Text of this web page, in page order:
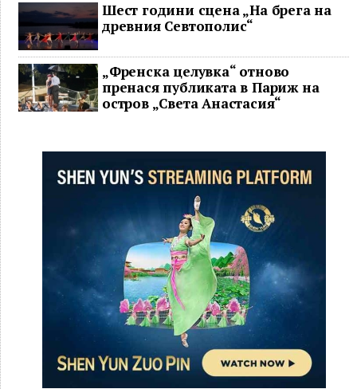
Шест години сцена „На брега на
древния Севтополис“
„Френска целувка“ отново
пренася публиката в Париж на
остров „Света Анастасия“